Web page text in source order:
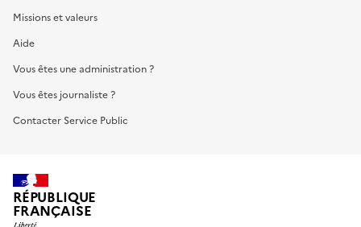
Missions et valeurs
Aide
Vous êtes une administration ?
Vous êtes journaliste ?
Contacter Service Public
RÉPUBLIQUE
FRANÇAISE